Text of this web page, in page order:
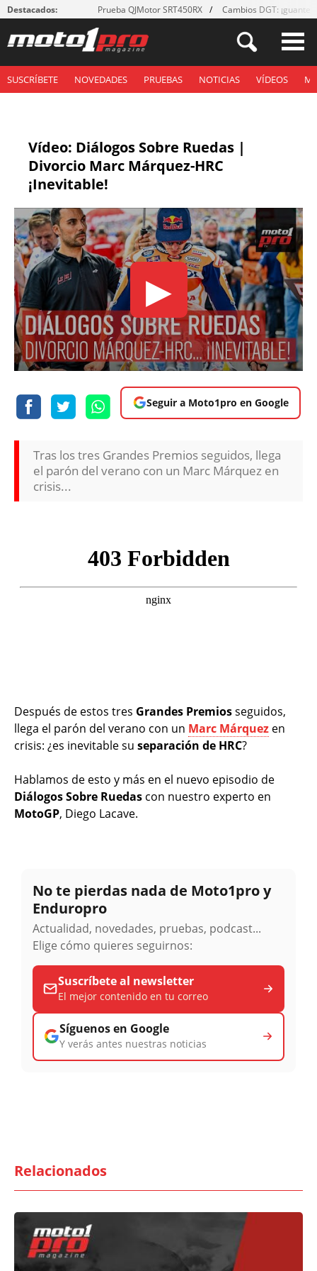
Destacados: Prueba QJMotor SRT450RX Cambios DGT: ¡guantes!
SUSCRÍBETE NOVEDADES PRUEBAS NOTICIAS VÍDEOS
Vídeo: Diálogos Sobre Ruedas |
Divorcio Marc Márquez-HRC
¡Inevitable!
▶
Seguir a Moto1pro en Google
Tras los tres Grandes Premios seguidos, llega
el parón del verano con un Marc Márquez en
crisis...
Después de estos tres Grandes Premiosseguidos,
llega el parón del verano con un Marc Márquez en
crisis: ¿es inevitable su separación de HRC?
Hablamos de esto y más en el nuevo episodio de
Diálogos Sobre Ruedas con nuestro experto en
MotoGP, Diego Lacave.
No te pierdas nada de Moto1pro y
Enduropro
Actualidad, novedades, pruebas, podcast...
Elige cómo quieres seguirnos:
Suscríbete al newsletter
El mejor contenido en tu correo
Síguenos en Google
Y verás antes nuestras noticias
Relacionados